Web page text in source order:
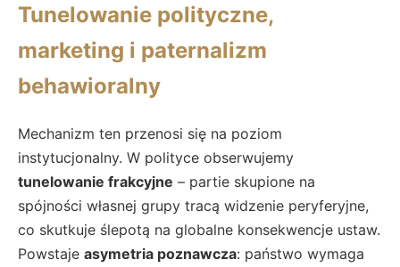
Tunelowanie polityczne,
marketing i paternalizm
behawioralny
Mechanizm ten przenosi się na poziom
instytucjonalny. W polityce obserwujemy
tunelowanie frakcyjne – partie skupione na
spójności własnej grupy tracą widzenie peryferyjne,
co skutkuje ślepotą na globalne konsekwencje ustaw.
Powstaje asymetria poznawcza: państwo wymaga